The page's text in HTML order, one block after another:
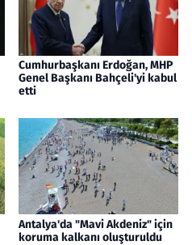
Cumhurbaşkanı Erdoğan, MHP
Genel Başkanı Bahçeli'yi kabul
etti
Antalya'da "Mavi Akdeniz" için
koruma kalkanı oluşturuldu